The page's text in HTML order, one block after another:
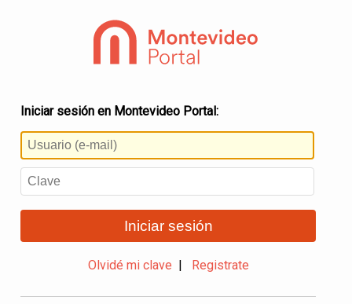
Iniciar sesión en Montevideo Portal:
Iniciar sesión
Olvidé mi clave Registrate